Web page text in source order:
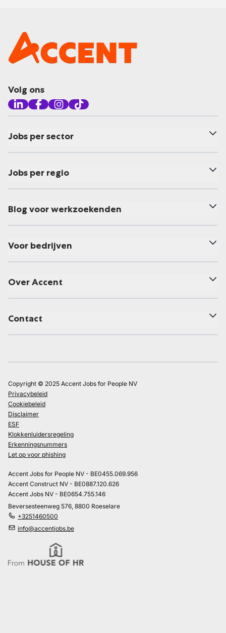
Volg ons
Jobs per sector
Jobs per regio
Blog voor werkzoekenden
Voor bedrijven
Over Accent
Contact
Copyright © 2025 Accent Jobs for People NV
Privacybeleid
Cookiebeleid
Disclaimer
ESF
Klokkenluidersregeling
Erkenningsnummers
Let op voor phishing
Accent Jobs for People NV - BE0455.069.956
Accent Construct NV - BE0887.120.626
Accent Jobs NV - BE0654.755.146
Beversesteenweg 576, 8800 Roeselare
+3251460500
info@accentjobs.be